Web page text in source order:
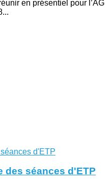
en présentiel pour l’AG
des séances d'ETP